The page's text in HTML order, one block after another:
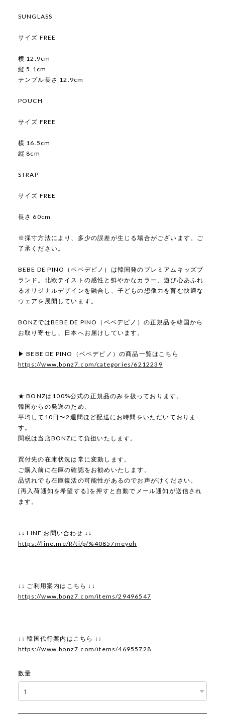
SUNGLASS
サイズ FREE
横 12.9cm
縦 5.1cm
テンプル長さ 12.9cm
POUCH
サイズ FREE
横 16.5cm
縦 8cm
STRAP
サイズ FREE
長さ 60cm
※採寸方法により、多少の誤差が生じる場合がございます。ご
了承ください。
BEBE DE PINO（ベベデピノ）は韓国発のプレミアムキッズブ
ランド。北欧テイストの感性と鮮やかなカラー、遊び心あふれ
るオリジナルデザインを融合し、子どもの想像力を育む快適な
ウェアを展開しています。
BONZではBEBE DE PINO（ベベデピノ）の正規品を韓国から
お取り寄せし、日本へお届けしています。
▶ BEBE DE PINO（ベベデピノ）の商品一覧はこちら
https://www.bonz7.com/categories/6212239
★ BONZは100%公式の正規品のみを扱っております。
韓国からの発送のため、
平均して10日〜2週間ほど配送にお時間をいただいておりま
す。
関税は当店BONZにて負担いたします。
買付先の在庫状況は常に変動します。
ご購入前に在庫の確認をお勧めいたします。
品切れでも在庫復活の可能性があるのでお声がけください。
[再入荷通知を希望する]を押すと自動でメール通知が送信され
ます。
↓↓ LINE お問い合わせ ↓↓
https://line.me/R/ti/p/%40857meyoh
↓↓ ご利用案内はこちら ↓↓
https://www.bonz7.com/items/29496547
↓↓ 韓国代行案内はこちら ↓↓
https://www.bonz7.com/items/46955728
数量